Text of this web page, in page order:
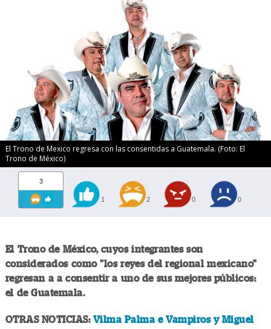
El Trono de Mexico regresa con las consentidas a Guatemala. (Foto: El
Trono de México)
3
1 2 0 0
El Trono de México, cuyos integrantes son
considerados como "los reyes del regional mexicano"
regresan a a consentir a uno de sus mejores públicos:
el de Guatemala.
OTRAS NOTICIAS:Vilma Palma e Vampiros y Miguel